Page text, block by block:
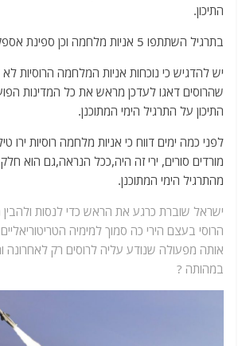
התיכון.
בתרגיל השתתפו 5 אניות מלחמה וכן ספינת אספקה .
יש להדגיש כי נוכחות אניות המלחמה הרוסיות
שהרוסים דאגו לעדכן מראש את כל המדינות
התיכון על התרגיל הימי המתוכנן.
לפני כמה ימים דווח כי אניות מלחמה רוסיות ירו
מורדים סורים, ירי זה היה,ככל הנראה,גם הוא
מהתרגיל הימי המתוכנן.
ישראל שוברת כרגע את הראש כדי לנסות
הרוסי בעצם הירי כה סמוך למימיה
אותה מפעולה שנודע עליה לרוסים רק לאחרונה
במהותה ?